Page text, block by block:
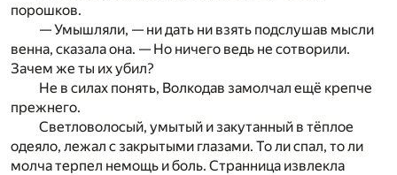
порошков.
— Умышляли, — ни дать ни взять подслушав мысли
венна, сказала она. — Но ничего ведь не сотворили.
Зачем же ты их убил?
Не в силах понять, Волкодав замолчал ещё крепче
прежнего.
Светловолосый, умытый и закутанный в тёплое
одея­ло, лежал с закрытыми глазами. То ли спал, то ли
молча терпел немощь и боль. Странница извлекла